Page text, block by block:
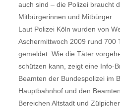
auch sind – die Polizei braucht
Mitbürgerinnen und Mitbürger.
Laut Polizei Köln wurden von
Aschermittwoch 2009 rund 700
gemeldet. Wie die Täter
schützen kann, zeigt eine Info-
Beamten der Bundespolizei im
Hauptbahnhof und den
Bereichen Altstadt und